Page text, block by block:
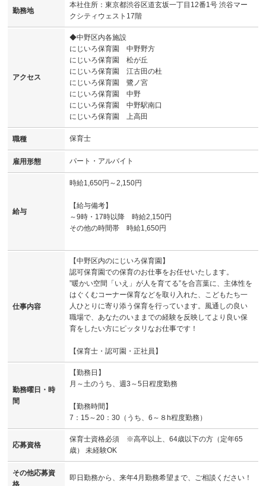
勤務地
本社住所：東京都渋谷区道玄坂一丁目12番1号 渋谷マー
クシティウェスト17階
アクセス
◆中野区内各施設
にじいろ保育園 中野野方
にじいろ保育園 松が丘
にじいろ保育園 江古田の杜
にじいろ保育園 鷺ノ宮
にじいろ保育園 中野
にじいろ保育園 中野駅南口
にじいろ保育園 上高田
職種 保育士
雇用形態 パート・アルバイト
給与
時給1,650円～2,150円
【給与備考】
～9時・17時以降 時給2,150円
その他の時間帯 時給1,650円
仕事内容
【中野区内のにじいろ保育園】
認可保育園での保育のお仕事をお任せいたします。
”暖かい空間「いえ」が人を育てる”を合言葉に、主体性を
はぐくむコーナー保育などを取り入れた、こどもたち一
人ひとりに寄り添う保育を行っています。風通しの良い
職場で、あなたのいままでの経験を反映してより良い保
育をしたい方にピッタリなお仕事です！
【保育士・認可園・正社員】
勤務曜日・時
間
【勤務日】
月～土のうち、週3～5日程度勤務
【勤務時間】
7：15～20：30（うち、6～８h程度勤務）
応募資格
保育士資格必須 ※高卒以上、64歳以下の方（定年65
歳） 未経験OK
その他応募資
格
即日勤務から、来年4月勤務希望まで、ご相談ください！